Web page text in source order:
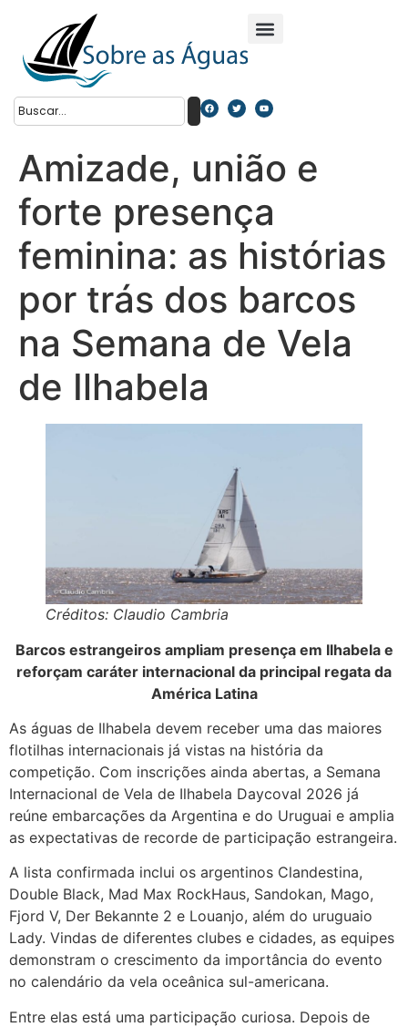
Amizade, união e
forte presença
feminina: as histórias
por trás dos barcos
na Semana de Vela
de Ilhabela
Créditos: Claudio Cambria
Barcos estrangeiros ampliam presença em Ilhabela e
reforçam caráter internacional da principal regata da
América Latina
As águas de Ilhabela devem receber uma das maiores
flotilhas internacionais já vistas na história da
competição. Com inscrições ainda abertas, a Semana
Internacional de Vela de Ilhabela Daycoval 2026 já
reúne embarcações da Argentina e do Uruguai e amplia
as expectativas de recorde de participação estrangeira.
A lista confirmada inclui os argentinos Clandestina,
Double Black, Mad Max RockHaus, Sandokan, Mago,
Fjord V, Der Bekannte 2 e Louanjo, além do uruguaio
Lady. Vindas de diferentes clubes e cidades, as equipes
demonstram o crescimento da importância do evento
no calendário da vela oceânica sul-americana.
Entre elas está uma participação curiosa. Depois de